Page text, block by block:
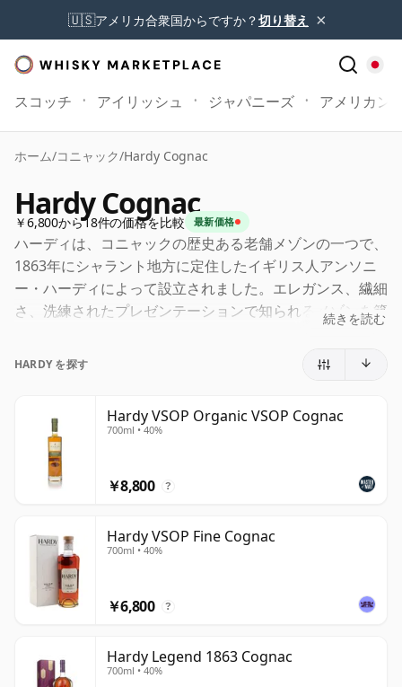
🇺🇸アメリカ合衆国からですか？切り替え ×
スコッチ アイリッシュ ジャパニーズ アメリカン
ホーム/コニャック/Hardy Cognac
Hardy Cognac
￥6,800から18件の価格を比較 最新価格
ハーディは、コニャックの歴史ある老舗メゾンの一つで、
1863年にシャラント地方に定住したイギリス人アンソニ
ー・ハーディによって設立されました。エレガンス、繊細
さ、洗練されたプレゼンテーションで知られるメゾンを築
ティティの中核を成していますが、ハーディは単なる王朝
つ、長い歴史を誇るコニャックブランドとして理解されて
います。
ラインナップは高級デキャンターをはるかに超えて展開さ
古く精巧なボトリングと並んで位置しています。とはい
え、ハーディは特にハイエンドリリースで知られるように
なっており、特にパーフェクションシリーズなどのクリス
タルプレゼンテーションのコニャックは、熟成したスピリ
ッツと装飾的なプレゼンテーションを組み合わせるハウス
経営陣は今でもハーディファミリーと密接に結びついてお
続きを読む
HARDY を探す
Hardy VSOP Organic VSOP Cognac
700ml • 40%
￥8,800 ?
Hardy VSOP Fine Cognac
700ml • 40%
￥6,800 ?
Hardy Legend 1863 Cognac
700ml • 40%